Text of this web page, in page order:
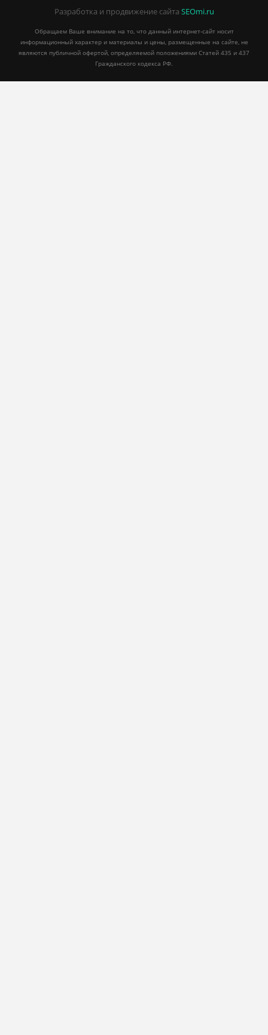
Разработка и продвижение сайта SEOmi.ru
Обращаем Ваше внимание на то, что данный интернет-сайт носит
информационный характер и материалы и цены, размещенные на сайте, не
являются публичной офертой, определяемой положениями Статей 435 и 437
Гражданского кодекса РФ.